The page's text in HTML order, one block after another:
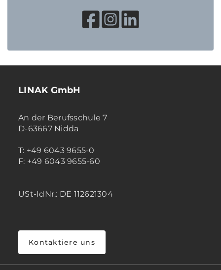
LINAK GmbH
An der Berufsschule 7
D-63667 Nidda
T: +49 6043 9655-0
F: +49 6043 9655-60
USt-IdNr.: DE 112621304
Kontaktiere uns